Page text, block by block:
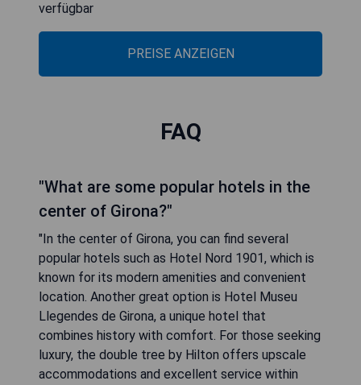
verfügbar
PREISE ANZEIGEN
FAQ
"What are some popular hotels in the
center of Girona?"
"In the center of Girona, you can find several
popular hotels such as Hotel Nord 1901, which is
known for its modern amenities and convenient
location. Another great option is Hotel Museu
Llegendes de Girona, a unique hotel that
combines history with comfort. For those seeking
luxury, the double tree by Hilton offers upscale
accommodations and excellent service within